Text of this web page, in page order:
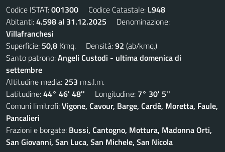
Codice ISTAT:001300 Codice Catastale: L948
Abitanti:4.598 al 31.12.2025 Denominazione:
Villafranchesi
Superficie: 50,8 Kmq. Densità:92 (ab/kmq.)
Santo patrono:Angeli Custodi - ultima domenica di
settembre
Altitudine media: 253 m.s.l.m.
Latitudine:44° 46' 48'' Longitudine: 7° 30' 5''
Comuni limitrofi:Vigone, Cavour, Barge, Cardè, Moretta, Faule,
Pancalieri
Frazioni e borgate: Bussi, Cantogno, Mottura, Madonna Orti,
San Giovanni, San Luca, San Michele, San Nicola